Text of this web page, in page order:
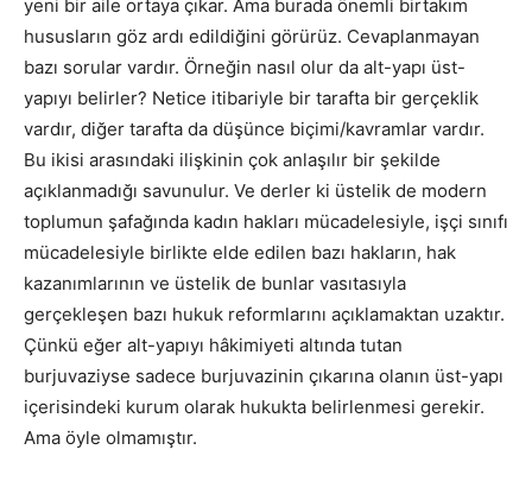
yeni bir aile ortaya çıkar. Ama burada önemli birtakım
hususların göz ardı edildiğini görürüz. Cevaplanmayan
bazı sorular vardır. Örneğin nasıl olur da alt-yapı üst-
yapıyı belirler? Netice itibariyle bir tarafta bir gerçeklik
vardır, diğer tarafta da düşünce biçimi/kavramlar vardır.
Bu ikisi arasındaki ilişkinin çok anlaşılır bir şekilde
açıklanmadığı savunulur. Ve derler ki üstelik de modern
toplumun şafağında kadın hakları mücadelesiyle, işçi sınıfı
mücadelesiyle birlikte elde edilen bazı hakların, hak
kazanımlarının ve üstelik de bunlar vasıtasıyla
gerçekleşen bazı hukuk reformlarını açıklamaktan uzaktır.
Çünkü eğer alt-yapıyı hâkimiyeti altında tutan
burjuvaziyse sadece burjuvazinin çıkarına olanın üst-yapı
içerisindeki kurum olarak hukukta belirlenmesi gerekir.
Ama öyle olmamıştır.